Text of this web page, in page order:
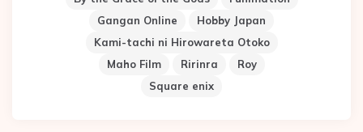
Gangan Online
Hobby Japan
Kami-tachi ni Hirowareta Otoko
Maho Film
Ririnra
Roy
Square enix